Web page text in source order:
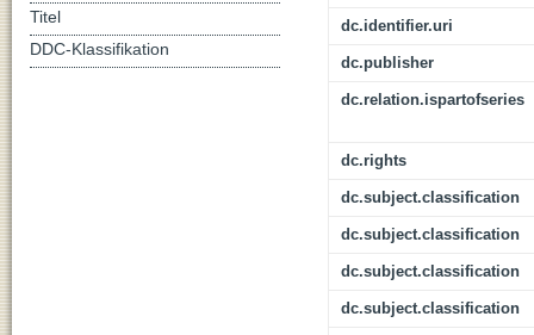
dc.identifier.uri
dc.publisher
dc.relation.ispartofseries
dc.rights
dc.subject.classification
dc.subject.classification
dc.subject.classification
dc.subject.classification
Titel
DDC-Klassifikation